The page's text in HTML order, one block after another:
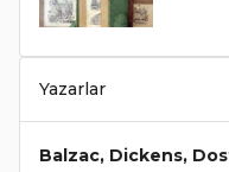
Yazarlar
Balzac, Dickens,